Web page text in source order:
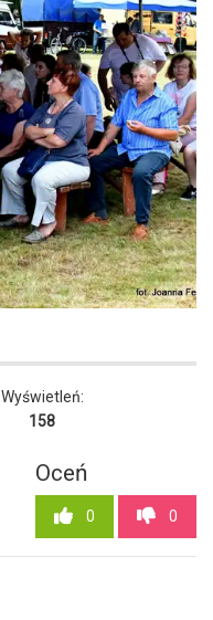
Wyświetleń:
158
Oceń
0 0